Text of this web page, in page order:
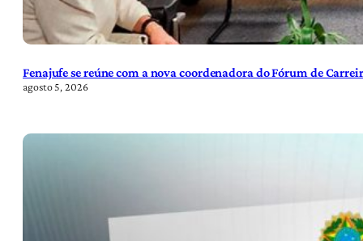
Fenajufe se reúne com a nova coordenadora do Fórum de
agosto 5, 2026